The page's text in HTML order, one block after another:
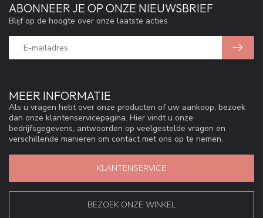
MEER INFORMATIE
Als u vragen hebt over onze producten of uw aankoop, bezoek
dan onze klantenservicepagina. Hier vindt u onze
bedrijfsgegevens, antwoorden op veelgestelde vragen en
verschillende manieren om contact met ons op te nemen.
KLANTENSERVICE
BEZOEK ONZE WINKEL
ABONNEER JE OP ONZE NIEUWSBRIEF
Blijf op de hoogte over onze laatste acties